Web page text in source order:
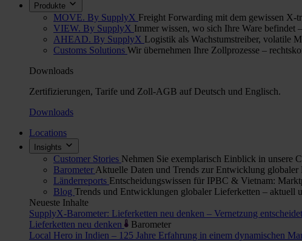
Produkte
MOVE. By SupplyX Freight Forwarding mit dem gewissen X-
VIEW. By SupplyX Immer wissen, wo sich Ihre Ware befindet
AHEAD. By SupplyX Logistik als Wachstumstreiber, volatile
Customs Solutions Wir übernehmen Ihre Zollprozesse –
Downloads
Zertifizierungen, Tarife und Zoll-AGB auf Deutsch und Englisch.
Downloads
Locations
Insights
Customer Stories Nehmen Sie exemplarisch Einblick in unsere
Barometer Aktuelle Daten und Trends zur Entwicklung
Länderreports Entscheidungswissen für IPBC & Vietnam:
Blog Trends und Entwicklungen globaler Lieferketten – aktuell
Neueste Inhalte
SupplyX-Barometer: Lieferketten neu denken – Vernetzung entscheidet
Lieferketten neu denken
Barometer
Local Hero in Indien – 125 Jahre Erfahrung in einem dynamischen